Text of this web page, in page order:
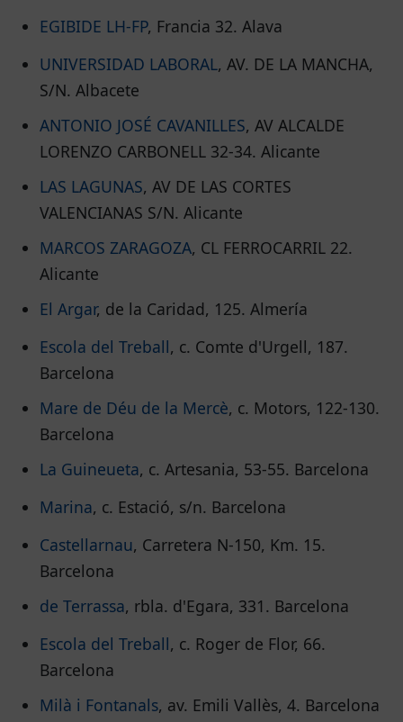
EGIBIDE LH-FP, Francia 32. Alava
UNIVERSIDAD LABORAL, AV. DE LA MANCHA,
S/N. Albacete
ANTONIO JOSÉ CAVANILLES, AV ALCALDE
LORENZO CARBONELL 32-34. Alicante
LAS LAGUNAS, AV DE LAS CORTES
VALENCIANAS S/N. Alicante
MARCOS ZARAGOZA, CL FERROCARRIL 22.
Alicante
El Argar, de la Caridad, 125. Almería
Escola del Treball, c. Comte d'Urgell, 187.
Barcelona
Mare de Déu de la Mercè, c. Motors, 122-130.
Barcelona
La Guineueta, c. Artesania, 53-55. Barcelona
Marina, c. Estació, s/n. Barcelona
Castellarnau, Carretera N-150, Km. 15.
Barcelona
de Terrassa, rbla. d'Egara, 331. Barcelona
Escola del Treball, c. Roger de Flor, 66.
Barcelona
Milà i Fontanals, av. Emili Vallès, 4. Barcelona